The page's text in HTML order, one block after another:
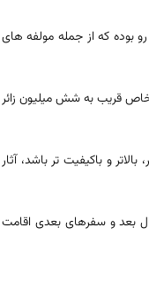
بوده که از جمله مولفه های
قریب به شش میلیون زائر
و باکیفیت تر باشد، آثار
بعد و سفرهای بعدی اقامت